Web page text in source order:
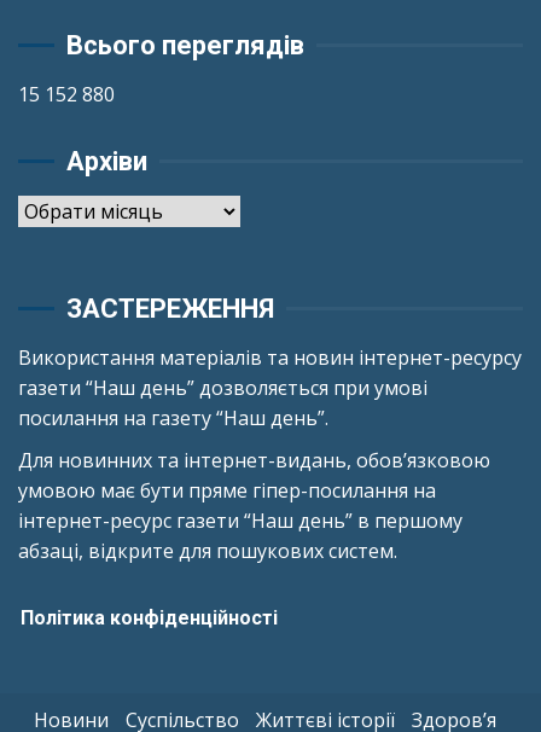
Всього переглядів
15 152 880
Архіви
Архіви
ЗАСТЕРЕЖЕННЯ
Використання матеріалів та новин інтернет-ресурсу
газети “Наш день” дозволяється при умові
посилання на газету “Наш день”.
Для новинних та інтернет-видань, обов’язковою
умовою має бути пряме гіпер-посилання на
інтернет-ресурс газети “Наш день” в першому
абзаці, відкрите для пошукових систем.
Політика конфіденційності
Новини Суспільство Життєві історії Здоров’я